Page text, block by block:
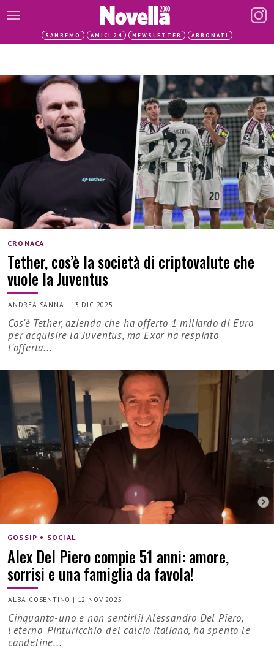
SANREMO AMICI 24 NEWSLETTER ABBONATI
CRONACA
Tether, cos’è la società di criptovalute che
vuole la Juventus
ANDREA SANNA | 13 DIC 2025
Cos'è Tether, azienda che ha offerto 1 miliardo di Euro
per acquisire la Juventus, ma Exor ha respinto
l'offerta...
GOSSIP • SOCIAL
Alex Del Piero compie 51 anni: amore,
sorrisi e una famiglia da favola!
ALBA COSENTINO | 12 NOV 2025
Cinquanta-uno e non sentirli! Alessandro Del Piero,
l'eterno 'Pinturicchio' del calcio italiano, ha spento le
candeline...